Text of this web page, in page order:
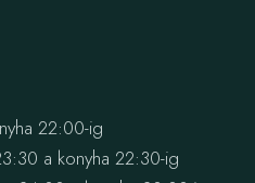
22:00-ig
a konyha 22:30-ig